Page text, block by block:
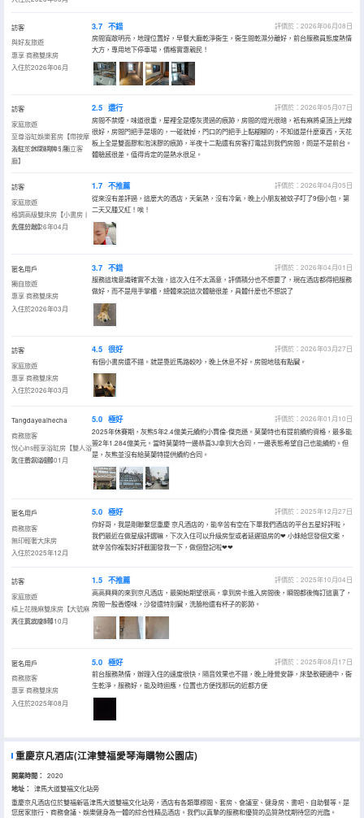
訪客
與好友旅遊
惠享·商務雙床房
入住於2026年06月
3.7 不錯
評價於：2026年06月08日
房間寬敞明亮，地理位置好，早餐大廳乾淨衞生，衞生間乾濕分離好，前台服務員態度熱情
大方，專用地下停車場，價格實惠親民！
訪客
家庭旅遊
至尊浴缸娛樂套房【帶按摩
浴缸丨休閑棋牌丨獨立客
廳】
入住於2026年05月
2.5 還行
評價於：2026年05月07日
房間不禁煙，味道很重，屋裡全是煙灰燙過的痕跡，房間的燈光很暗，衹有麻將桌頂上光線
很好，房間門把手是壞的，一碰就掉，門口的門把手上黏糊糊的，不知道是什麼東西，天花
板上全是雙面膠和泡沫膠的痕跡，半夜十二點還有房客打電話到我們房間，問是不是前台。
體驗感很差。值得肯定的是熱水很足。
訪客
家庭旅遊
格調高級雙床房【小書房丨
乾濕分離】
入住於2026年04月
1.7 不推薦
評價於：2026年04月05日
從來沒有差評過，這麼大的酒店，天氣熱，沒有冷氣，晚上小朋友被蚊子叮了9個小包，第
二天又腫又紅！唉！
匿名用戶
獨自旅遊
惠享·商務雙床房
入住於2026年03月
3.7 不錯
評價於：2026年04月01日
服務這塊意識確實不太強，這次入住不太滿意，評價積分也不想要了，現在酒店都得把服務
做好，而不是甩手掌櫃，總體來説這次體驗很差，具體什麼也不想説了
訪客
家庭旅遊
惠享·商務雙床房
入住於2026年03月
4.5 很好
評價於：2026年03月27日
有個小書房還不錯。就是靠近馬路較吵，晚上休息不好。房間地毯有點臟。
Tangdayeaihecha
商務旅客
悅心Ins輕享浴缸房【雙人浴
缸丨香氛浴鹽】
入住於2026年01月
5.0 極好
評價於：2026年01月10日
2025年休賽期，灰熊5年2.4億美元續約小賈倫-傑克遜。莫蘭特也有提前續約資格，最多能
簽2年1.284億美元。當時莫蘭特一邊恭喜3J拿到大合同，一邊表態希望自己也能續約。但
是，灰熊並沒有給莫蘭特提供續約合同。
匿名用戶
商務旅客
無印輕奢大床房
入住於2025年12月
5.0 極好
評價於：2025年12月27日
你好哥，我是剛聯繫您重慶 京凡酒店的，能辛苦有空在下單我們酒店的平台五星好評啦，
我們最近在做星級評選嘛，下次入住可以升級房型或者延遲退房的❤ 小妹給您發個文案，
就辛苦你複製好評截圖發我一下，做個登記啦❤❤
訪客
家庭旅遊
槓上花機麻雙床房【大號麻
將丨真皮座椅】
入住於2025年10月
1.5 不推薦
評價於：2025年10月04日
高高興興的來到京凡酒店，最開始期望很高，拿到房卡進入房間後，瞬間都後悔訂這裏了，
房間一股香煙味，沙發還特別臟，洗臉枱還有杯子的影跡。
匿名用戶
商務旅客
惠享·商務雙床房
入住於2025年08月
5.0 極好
評價於：2025年08月17日
前台服務熱情，辦理入住的速度很快，隔音效果也不錯，晚上睡覺安靜，床墊軟硬適中，衞
生乾淨，服務好，能及時迴應，位置也方便找那玩的近都方便
重慶京凡酒店(江津雙福愛琴海購物公園店)
開業時間： 2020
地址：
津馬大道雙福文化站旁
重慶京凡酒店位於雙福新區津馬大道雙福文化站旁，酒店有各類單標間、套房、會議室、健身房、書吧、自助餐等。是
您居家旅行、商務會議、娛樂健身為一體的綜合性精品酒店。我們以真摯的服務和優質的品質熱忱期待您的光臨。